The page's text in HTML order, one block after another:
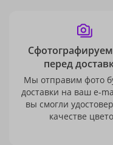
перед
Мы отправим фото
доставки на ваш e-
вы смогли
качестве